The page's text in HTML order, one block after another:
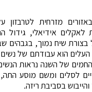
מזרחית לטרבזון
לאקלים אידיאלי, גידול
שיח נמוך, בגבהים
העלים הוא עבודתם של
של השנה נראות
לסלים ומשם מוסע התה,
בסביבת ריזה.